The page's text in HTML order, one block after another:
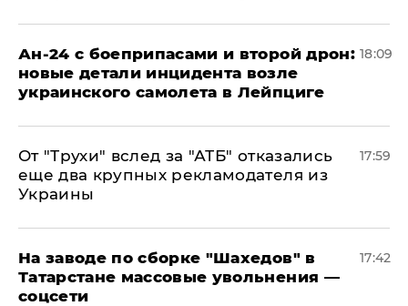
Ан-24 с боеприпасами и второй дрон:
новые детали инцидента возле
украинского самолета в Лейпциге
18:09
От "Трухи" вслед за "АТБ" отказались
еще два крупных рекламодателя из
Украины
17:59
На заводе по сборке "Шахедов" в
Татарстане массовые увольнения —
соцсети
17:42